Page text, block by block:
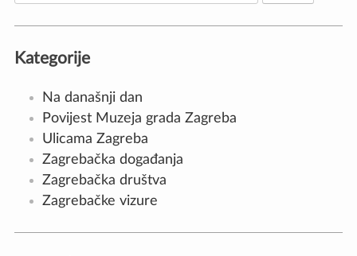
Kategorije
Na današnji dan
Povijest Muzeja grada Zagreba
Ulicama Zagreba
Zagrebačka događanja
Zagrebačka društva
Zagrebačke vizure